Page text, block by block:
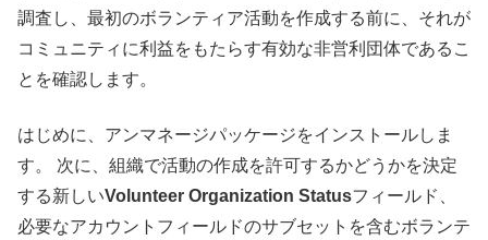
調査し、最初のボランティア活動を作成する前に、それが
コミュニティに利益をもたらす有効な非営利団体であるこ
とを確認します。
はじめに、アンマネージパッケージをインストールしま
す。 次に、組織で活動の作成を許可するかどうかを決定
する新しいVolunteer Organization Statusフィールド、
必要なアカウントフィールドのサブセットを含むボランテ